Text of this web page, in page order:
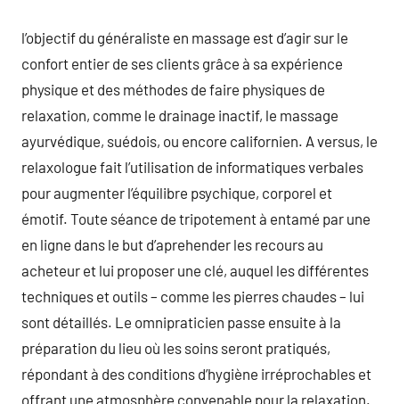
l’objectif du généraliste en massage est d’agir sur le
confort entier de ses clients grâce à sa expérience
physique et des méthodes de faire physiques de
relaxation, comme le drainage inactif, le massage
ayurvédique, suédois, ou encore californien. A versus, le
relaxologue fait l’utilisation de informatiques verbales
pour augmenter l’équilibre psychique, corporel et
émotif. Toute séance de tripotement à entamé par une
en ligne dans le but d’aprehender les recours au
acheteur et lui proposer une clé, auquel les différentes
techniques et outils – comme les pierres chaudes – lui
sont détaillés. Le omnipraticien passe ensuite à la
préparation du lieu où les soins seront pratiqués,
répondant à des conditions d’hygiène irréprochables et
offrant une atmosphère convenable pour la relaxation.